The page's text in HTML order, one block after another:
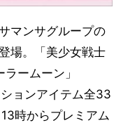
マンサグループの
場。「美少女戦士
ームーン」
ョンアイテム全33
時からプレミアム